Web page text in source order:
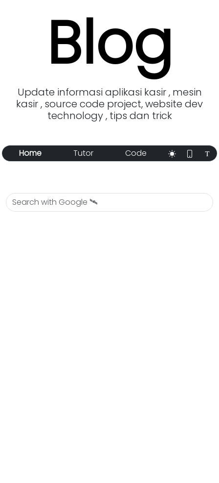
Blog
Update informasi aplikasi kasir , mesin
kasir , source code project, website dev
technology , tips dan trick
Home Tutor Code